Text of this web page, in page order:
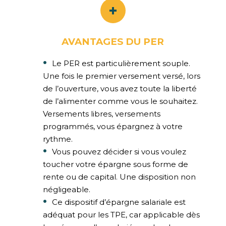
AVANTAGES DU PER
Le PER est particulièrement souple.
Une fois le premier versement versé, lors
de l’ouverture, vous avez toute la liberté
de l’alimenter comme vous le souhaitez.
Versements libres, versements
programmés, vous épargnez à votre
rythme.
Vous pouvez décider si vous voulez
toucher votre épargne sous forme de
rente ou de capital. Une disposition non
négligeable.
Ce dispositif d’épargne salariale est
adéquat pour les TPE, car applicable dès